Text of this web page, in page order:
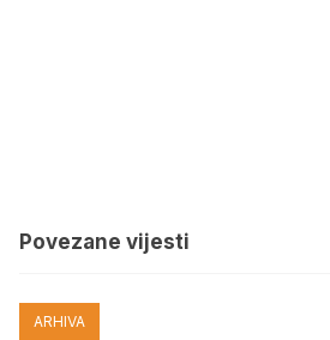
Povezane vijesti
ARHIVA